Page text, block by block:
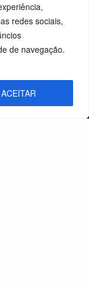
redes sociais,
de navegação.
ACEITAR